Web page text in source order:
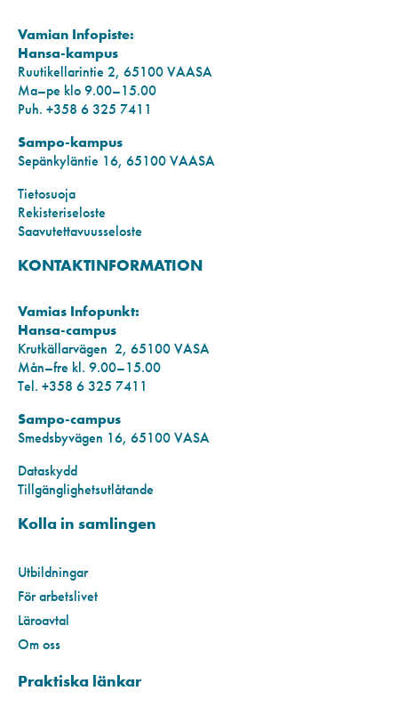
Vamian Infopiste:
Hansa-kampus
Ruutikellarintie 2, 65100 VAASA
Ma–pe klo 9.00–15.00
Puh. +358 6 325 7411
Sampo-kampus
Sepänkyläntie 16, 65100 VAASA
Tietosuoja
Rekisteriseloste
Saavutettavuusseloste
KONTAKTINFORMATION
Vamias Infopunkt:
Hansa-campus
Krutkällarvägen 2, 65100 VASA
Mån–fre kl. 9.00–15.00
Tel. +358 6 325 7411
Sampo-campus
Smedsbyvägen 16, 65100 VASA
Dataskydd
Tillgänglighetsutlåtande
Kolla in samlingen
Utbildningar
För arbetslivet
Läroavtal
Om oss
Praktiska länkar